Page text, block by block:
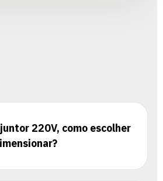
220V, como escolher